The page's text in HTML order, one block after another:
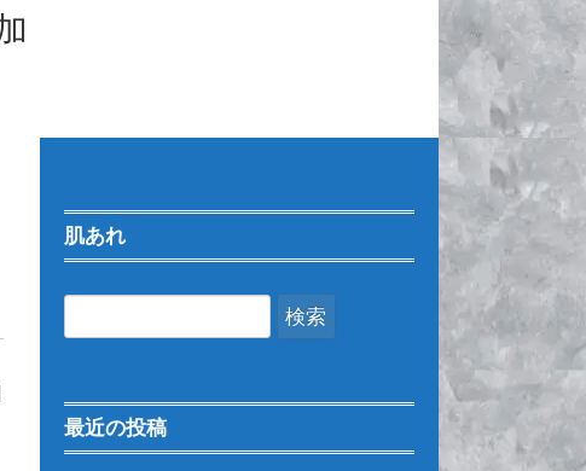
肌あれ
索:
最近の投稿